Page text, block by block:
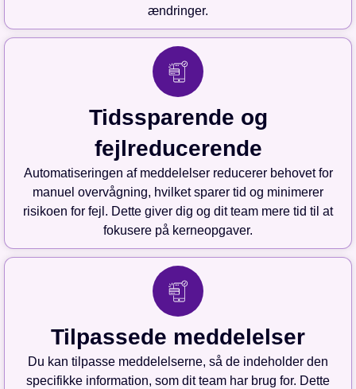
ændringer.
Tidssparende og
fejlreducerende
Automatiseringen af meddelelser reducerer behovet for
manuel overvågning, hvilket sparer tid og minimerer
risikoen for fejl. Dette giver dig og dit team mere tid til at
fokusere på kerneopgaver.
Tilpassede meddelelser
Du kan tilpasse meddelelserne, så de indeholder den
specifikke information, som dit team har brug for. Dette